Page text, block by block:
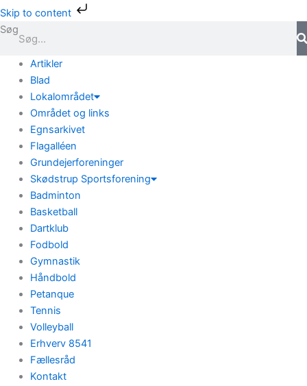
Skip to content
Gå
til
indholdet
Søg
Artikler
Blad
Lokalområdet
Området og links
Egnsarkivet
Flagalléen
Grundejerforeninger
Skødstrup Sportsforening
Badminton
Basketball
Dartklub
Fodbold
Gymnastik
Håndbold
Petanque
Tennis
Volleyball
Erhverv 8541
Fællesråd
Kontakt